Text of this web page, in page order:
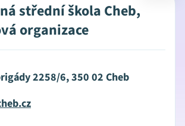
střední škola Cheb,
organizace
2258/6, 350 02 Cheb